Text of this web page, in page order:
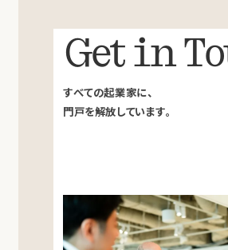
Get in
すべての起業家に、
門戸を解放しています。